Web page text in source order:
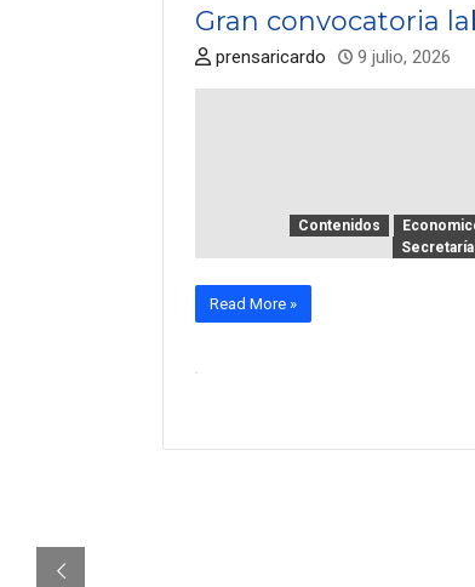
Gran convocatoria
prensaricardo 9 julio, 2026
Contenidos
Read More »